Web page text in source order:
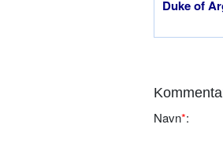
Duke of
Navn*: